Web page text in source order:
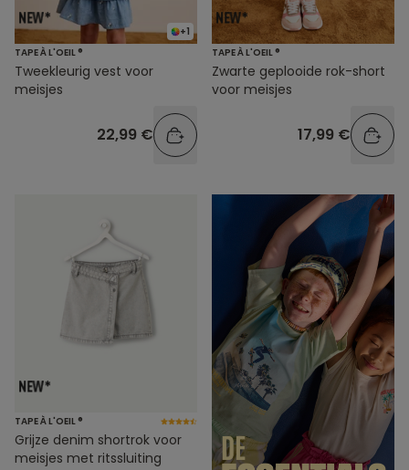
+1
TAPE À L'OEIL ®
Tweekleurig vest voor
meisjes
22,99 €
TAPE À L'OEIL ®
Zwarte geplooide rok-short
voor meisjes
17,99 €
TAPE À L'OEIL ®
Grijze denim shortrok voor
meisjes met ritssluiting